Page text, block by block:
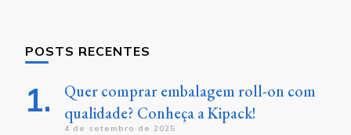
POSTS RECENTES
Quer comprar embalagem roll-on com
qualidade? Conheça a Kipack!
4 de setembro de 2025